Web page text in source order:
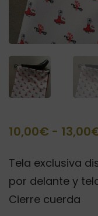
10,00€ - 13,00
Tela exclusiva
por delante y
Cierre cuerda